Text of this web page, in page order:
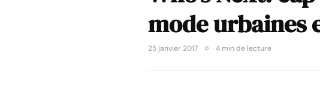
mode urbaines
25 janvier 2017 4 min de lecture